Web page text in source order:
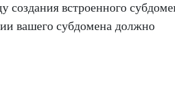
создания встроенного
вашего субдомена должно